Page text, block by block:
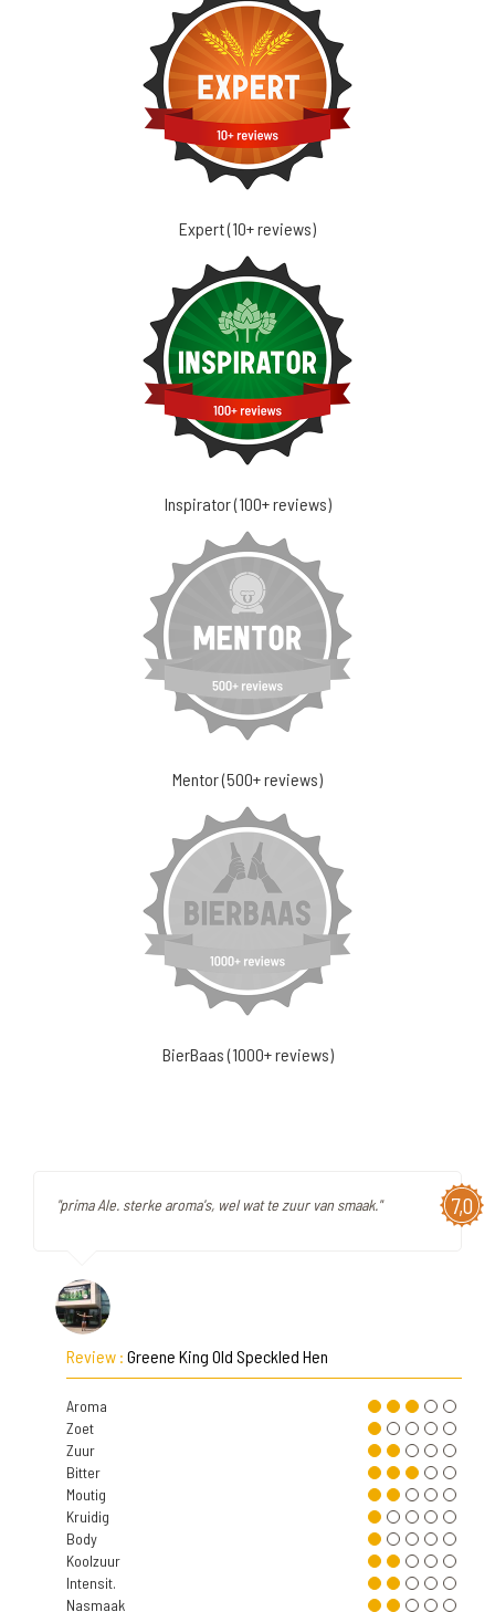
Expert (10+ reviews)
Inspirator (100+ reviews)
Mentor (500+ reviews)
BierBaas (1000+ reviews)
7,0
"prima Ale. sterke aroma's, wel wat te zuur van smaak."
Review : Greene King Old Speckled Hen
Aroma
Zoet
Zuur
Bitter
Moutig
Kruidig
Body
Koolzuur
Intensit.
Nasmaak